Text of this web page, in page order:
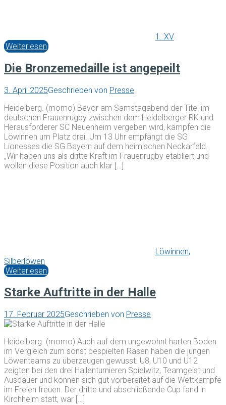
1. XV
Weiterlesen
Die Bronzemedaille ist angepeilt
3. April 2025Geschrieben von Presse
Heidelberg. (momo) Bevor am Samstagabend der Titel im
deutschen Frauenrugby zwischen dem Heidelberger RK und
Herausforderer SC Neuenheim vergeben wird, kämpfen die
Löwinnen um Platz drei. Um 13 Uhr empfängt die SG
Lionesses die SG Bayern auf dem heimischen Neckarfeld.
„Wir haben uns als dritte Kraft im Frauenrugby etabliert und
wollen diese Position auch klar […]
Löwinnen,
Silberlöwen
Weiterlesen
Starke Auftritte in der Halle
17. Februar 2025Geschrieben von Presse
Heidelberg. (momo) Auch auf dem ungewohnt harten Boden
im Vergleich zum sonst bespielten Rasen haben die jungen
Löwenteams zu überzeugen gewusst. U8, U10 und U12
zeigten bei den drei Hallenturnieren Spielwitz, Teamgeist und
Ausdauer und können sich gut vorbereitet auf die Wettkämpfe
im Freien freuen. Der dritte und abschließende Cup fand in
Kirchheim statt, war […]